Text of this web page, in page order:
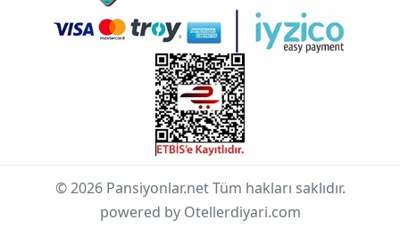
© 2026 Pansiyonlar.net Tüm hakları saklıdır.
powered by Otellerdiyari.com